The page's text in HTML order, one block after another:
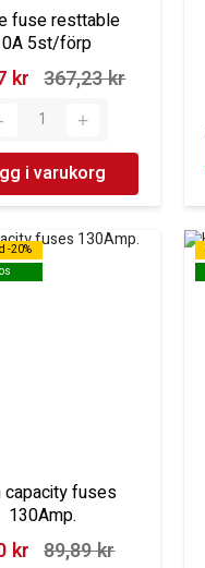
fuse resttable
5st/förp
kr‎ 367,23 kr‎
i varukorg
-20%
-20%
capacity fuses
130Amp.
kr‎ 89,89 kr‎